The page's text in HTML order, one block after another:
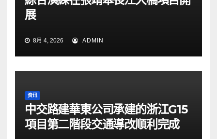
展
8月 4, 2026 ADMIN
资讯
中交路建華東公司承建的浙江G15
項目第二階段交通導改順利完成